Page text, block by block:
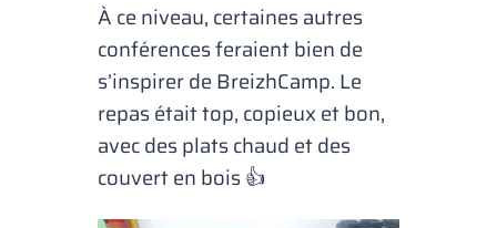
À ce niveau, certaines autres
conférences feraient bien de
s’inspirer de BreizhCamp. Le
repas était top, copieux et bon,
avec des plats chaud et des
couvert en bois 👍